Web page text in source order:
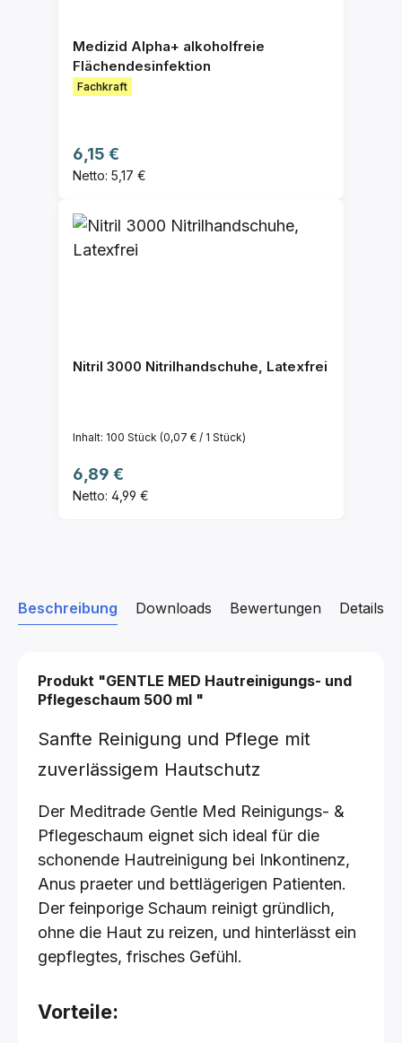
Medizid Alpha+ alkoholfreie
Flächendesinfektion
Fachkraft
Regulärer Preis:
6,15 €
Netto: 5,17 €
Nitril 3000 Nitrilhandschuhe, Latexfrei
Inhalt: 100 Stück (0,07 € / 1 Stück)
Regulärer Preis:
6,89 €
Netto: 4,99 €
Beschreibung Downloads Details
Bewertungen
Produkt "GENTLE MED Hautreinigungs- und
Pflegeschaum 500 ml "
Sanfte Reinigung und Pflege mit
zuverlässigem Hautschutz
Der Meditrade Gentle Med Reinigungs- &
Pflegeschaum eignet sich ideal für die
schonende Hautreinigung bei Inkontinenz,
Anus praeter und bettlägerigen Patienten.
Der feinporige Schaum reinigt gründlich,
ohne die Haut zu reizen, und hinterlässt ein
gepflegtes, frisches Gefühl.
Vorteile: